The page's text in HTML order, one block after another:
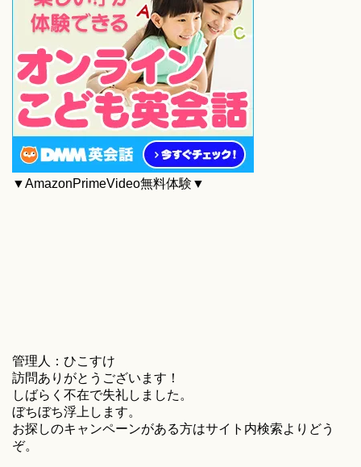
▼AmazonPrimeVideo無料体験▼
管理人：ひこすけ
訪問ありがとうございます！
しばらく不在で失礼しました。
ぼちぼち浮上します。
お探しのキャンペーンがある方はサイト内検索よりどう
ぞ。